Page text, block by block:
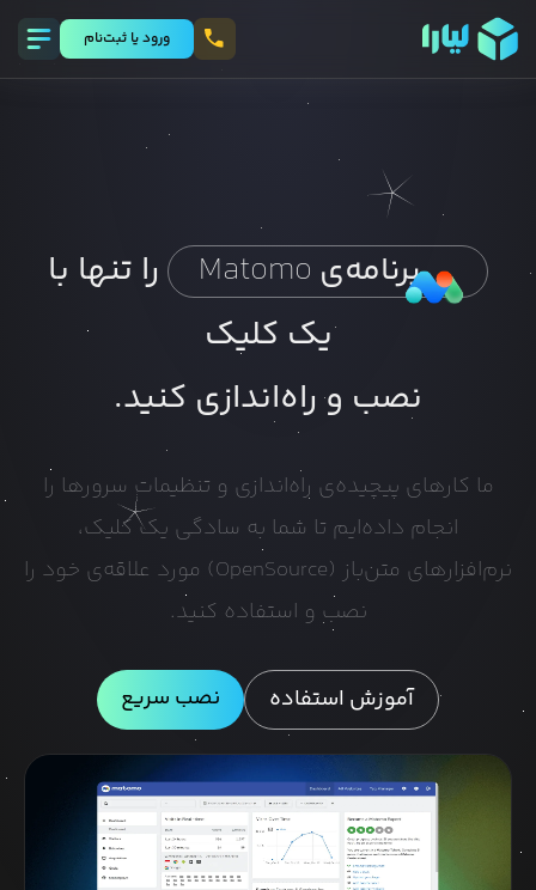
ورود يا ثبت‌نام
برنامه‌ی Matomo
را تنها با
یک کلیک
نصب و راه‌اندازی کنید.
ما کارهای پیچیده‌ی راه‌اندازی و تنظیمات سرورها را
انجام داده‌ایم تا شما به سادگی یک کلیک،
نرم‌افزارهای متن‌باز (OpenSource) مورد علاقه‌ی خود را
نصب و استفاده کنید.
آموزش استفاده نصب سریع